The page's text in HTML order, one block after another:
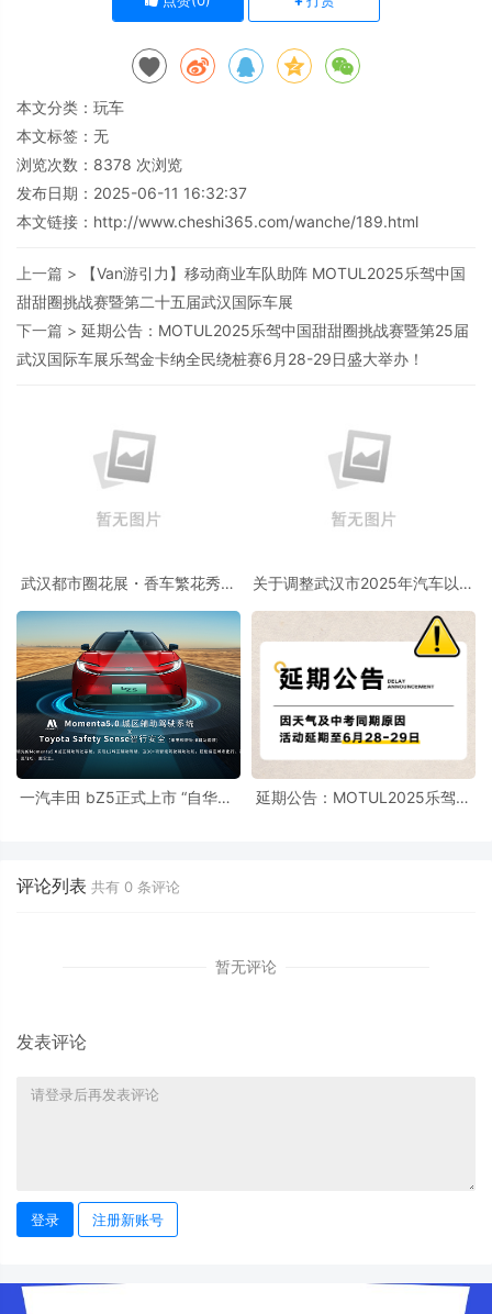
本文分类： 玩车
本文标签：无
浏览次数： 8378 次浏览
发布日期：2025-06-11 16:32:37
本文链接： http://www.cheshi365.com/wanche/189.html
上一篇 >
【Van游引力】移动商业车队助阵 MOTUL2025乐驾中国
甜甜圈挑战赛暨第二十五届武汉国际车展
下一篇 > 延期公告：MOTUL2025乐驾中国甜甜圈挑战赛暨第25届
武汉国际车展乐驾金卡纳全民绕桩赛6月28-29日盛大举办！
武汉都市圈花展・香车繁花秀盛
江城文旅商融合新场景
关于调整武汉市2025年汽车以旧
一汽丰田 bZ5正式上市 “自华魔”
延期公告：MOTUL2025乐驾中
评论列表 共有 0 条评论
暂无评论
发表评论
登录 注册新账号